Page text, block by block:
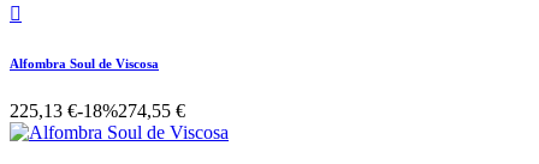

Alfombra Soul de Viscosa
225,13 €-18%274,55 €